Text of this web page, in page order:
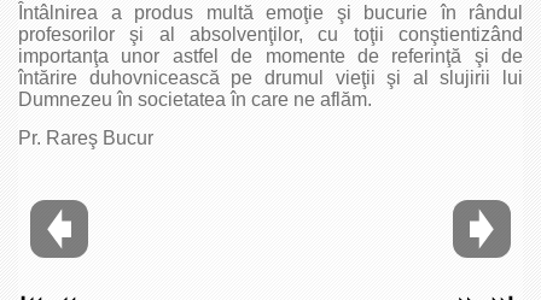
Întâlnirea a produs multă emoţie şi bucurie în rândul
profesorilor şi al absolvenţilor, cu toţii conştientizând
importanţa unor astfel de momente de referinţă şi de
întărire duhovnicească pe drumul vieţii şi al slujirii lui
Dumnezeu în societatea în care ne aflăm.
Pr. Rareş Bucur